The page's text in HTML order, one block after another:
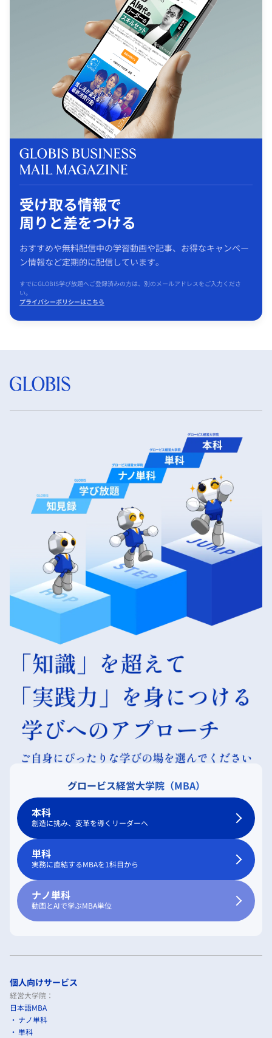
受け取る情報で
周りと差をつける
おすすめや無料配信中の学習動画や記事、お得なキャンペー
ン情報など定期的に配信しています。
すでにGLOBIS学び放題へご登録済みの方は、別のメールアドレスをご入力くださ
い。
プライバシーポリシーはこちら
グロービス経営大学院（MBA）
本科
創造に挑み、変革を導くリーダーへ
単科
実務に直結するMBAを1科目から
ナノ単科
動画とAIで学ぶMBA単位
個人向けサービス
経営大学院：
日本語MBA
ナノ単科
単科